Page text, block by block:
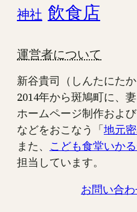
神社 飲食店
運営者について
新谷貴司（しんたにたか
2014年から斑鳩町に、
ホームページ制作およ
などをおこなう「地元
また、 こども食堂いか
担当しています。
お問い合